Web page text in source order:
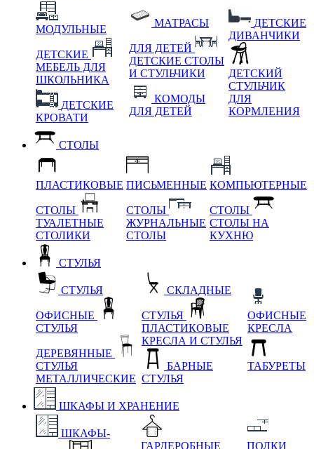
МОДУЛЬНЫЕ
ДЕТСКИЕ
МЕБЕЛЬ ДЛЯ
ШКОЛЬНИКА
ДЕТСКИЕ
КРОВАТИ
МАТРАСЫ
ДЛЯ ДЕТЕЙ
ДЕТСКИЕ СТОЛЫ
И СТУЛЬЧИКИ
КОМОДЫ
ДЛЯ ДЕТЕЙ
ДЕТСКИЕ
ДИВАНЧИКИ
ДЕТСКИЙ
СТУЛЬЧИК
ДЛЯ
КОРМЛЕНИЯ
СТОЛЫ
ПЛАСТИКОВЫЕ
СТОЛЫ
ТУАЛЕТНЫЕ
СТОЛИКИ
ПИСЬМЕННЫЕ
СТОЛЫ
ЖУРНАЛЬНЫЕ
СТОЛЫ
КОМПЬЮТЕРНЫЕ
СТОЛЫ
СТОЛЫ НА
КУХНЮ
СТУЛЬЯ
СТУЛЬЯ
ОФИСНЫЕ
СТУЛЬЯ
ДЕРЕВЯННЫЕ
СТУЛЬЯ
МЕТАЛЛИЧЕСКИЕ
СКЛАДНЫЕ
СТУЛЬЯ
ПЛАСТИКОВЫЕ
КРЕСЛА И СТУЛЬЯ
БАРНЫЕ
СТУЛЬЯ
ОФИСНЫЕ
КРЕСЛА
ТАБУРЕТЫ
ШКАФЫ И ХРАНЕНИЕ
ШКАФЫ-
ГАРДЕРОБНЫЕ
ПОЛКИ